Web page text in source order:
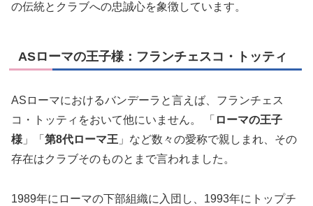
の伝統とクラブへの忠誠心を象徴しています。
ASローマの王子様：フランチェスコ・トッティ
ASローマにおけるバンデーラと言えば、フランチェス
コ・トッティをおいて他にいません。 「 ローマの王子
様」「 第8代ローマ王 」など数々の愛称で親しまれ、その
存在はクラブそのものとまで言われました。
1989年にローマの下部組織に入団し、1993年にトップチ